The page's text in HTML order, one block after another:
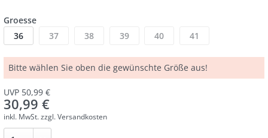
Groesse
36
37 38 39 40 41
Bitte wählen Sie oben die gewünschte Größe aus!
UVP 50,99 €
30,99 €
inkl. MwSt.zzgl. Versandkosten